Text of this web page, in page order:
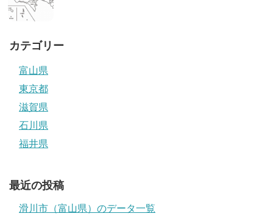
カテゴリー
富山県
東京都
滋賀県
石川県
福井県
最近の投稿
滑川市（富山県）のデータ一覧